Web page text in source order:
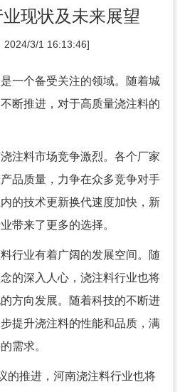
现状及未来展望
2024/3/1 16:13:46]
一个备受关注的领域。随着城
断推进，对于高质量浇注料的
注料市场竞争激烈。各个厂家
品质量，力争在众多竞争对手
的技术更新换代速度加快，新
带来了更多的选择。
行业有着广阔的发展空间。随
的深入人心，浇注料行业也将
方向发展。随着科技的不断进
提升浇注料的性能和品质，满
需求。
的推进，河南浇注料行业也将